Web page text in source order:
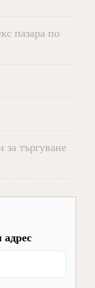
пазара по
търгуване